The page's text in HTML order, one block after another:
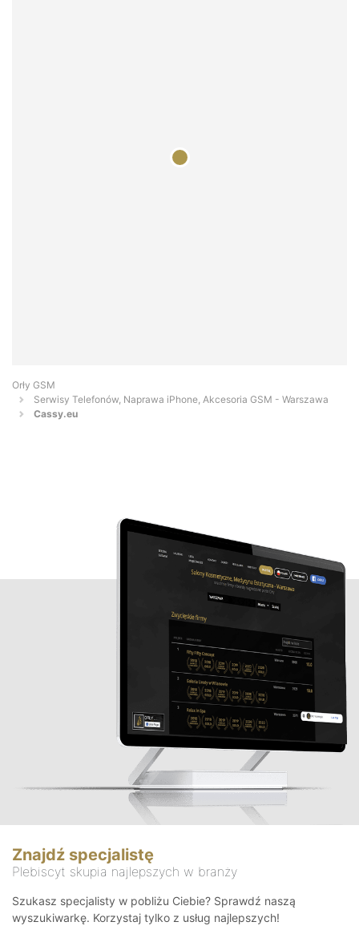
Orły GSM
Serwisy Telefonów, Naprawa iPhone, Akcesoria GSM - Warszawa
Cassy.eu
Znajdź specjalistę
Plebiscyt skupia najlepszych w branży
Szukasz specjalisty w pobliżu Ciebie? Sprawdź naszą
wyszukiwarkę. Korzystaj tylko z usług najlepszych!